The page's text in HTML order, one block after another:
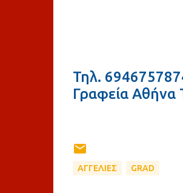
Τηλ.
Γραφεία
ΑΓΓΕΛΙΕΣ GRAD